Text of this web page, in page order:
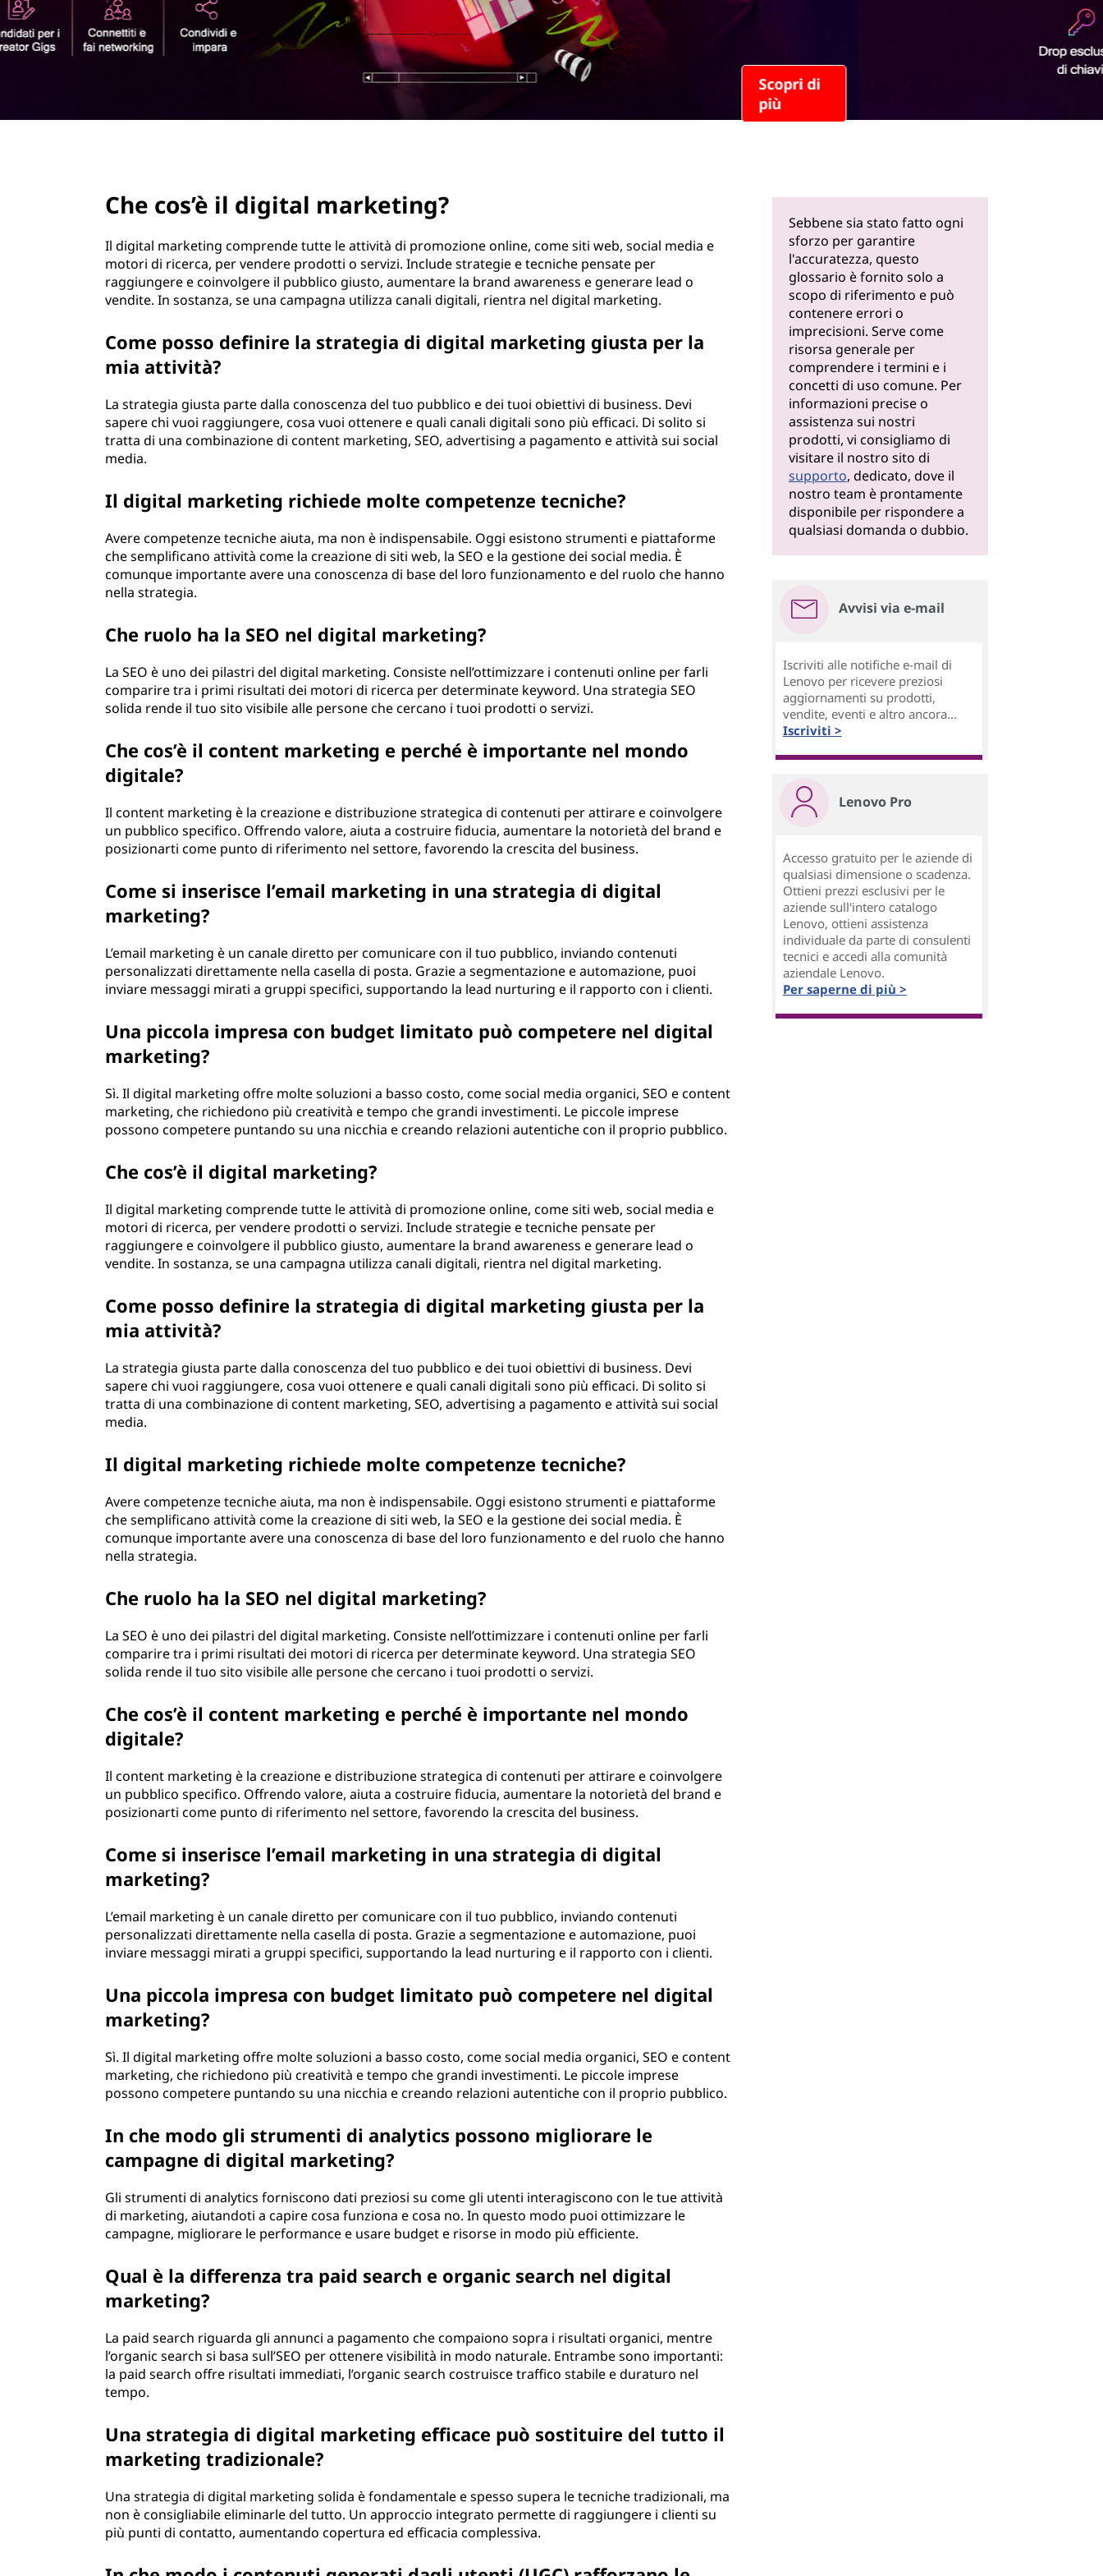
a
r
i
n
a
Che cos’è il digital marketing?
Il digital marketing comprende tutte le attività di promozione online, come siti web, social media e
motori di ricerca, per vendere prodotti o servizi. Include strategie e tecniche pensate per
raggiungere e coinvolgere il pubblico giusto, aumentare la brand awareness e generare lead o
vendite. In sostanza, se una campagna utilizza canali digitali, rientra nel digital marketing.
Come posso definire la strategia di digital marketing giusta per la
mia attività?
La strategia giusta parte dalla conoscenza del tuo pubblico e dei tuoi obiettivi di business. Devi
sapere chi vuoi raggiungere, cosa vuoi ottenere e quali canali digitali sono più efficaci. Di solito si
tratta di una combinazione di content marketing, SEO, advertising a pagamento e attività sui social
media.
Il digital marketing richiede molte competenze tecniche?
Avere competenze tecniche aiuta, ma non è indispensabile. Oggi esistono strumenti e piattaforme
che semplificano attività come la creazione di siti web, la SEO e la gestione dei social media. È
comunque importante avere una conoscenza di base del loro funzionamento e del ruolo che hanno
nella strategia.
Che ruolo ha la SEO nel digital marketing?
La SEO è uno dei pilastri del digital marketing. Consiste nell’ottimizzare i contenuti online per farli
comparire tra i primi risultati dei motori di ricerca per determinate keyword. Una strategia SEO
solida rende il tuo sito visibile alle persone che cercano i tuoi prodotti o servizi.
Che cos’è il content marketing e perché è importante nel mondo
digitale?
Il content marketing è la creazione e distribuzione strategica di contenuti per attirare e coinvolgere
un pubblico specifico. Offrendo valore, aiuta a costruire fiducia, aumentare la notorietà del brand e
posizionarti come punto di riferimento nel settore, favorendo la crescita del business.
Come si inserisce l’email marketing in una strategia di digital
marketing?
L’email marketing è un canale diretto per comunicare con il tuo pubblico, inviando contenuti
personalizzati direttamente nella casella di posta. Grazie a segmentazione e automazione, puoi
inviare messaggi mirati a gruppi specifici, supportando la lead nurturing e il rapporto con i clienti.
Una piccola impresa con budget limitato può competere nel digital
marketing?
Sì. Il digital marketing offre molte soluzioni a basso costo, come social media organici, SEO e content
marketing, che richiedono più creatività e tempo che grandi investimenti. Le piccole imprese
possono competere puntando su una nicchia e creando relazioni autentiche con il proprio pubblico.
Che cos’è il digital marketing?
Il digital marketing comprende tutte le attività di promozione online, come siti web, social media e
motori di ricerca, per vendere prodotti o servizi. Include strategie e tecniche pensate per
raggiungere e coinvolgere il pubblico giusto, aumentare la brand awareness e generare lead o
vendite. In sostanza, se una campagna utilizza canali digitali, rientra nel digital marketing.
Come posso definire la strategia di digital marketing giusta per la
mia attività?
La strategia giusta parte dalla conoscenza del tuo pubblico e dei tuoi obiettivi di business. Devi
sapere chi vuoi raggiungere, cosa vuoi ottenere e quali canali digitali sono più efficaci. Di solito si
tratta di una combinazione di content marketing, SEO, advertising a pagamento e attività sui social
media.
Il digital marketing richiede molte competenze tecniche?
Avere competenze tecniche aiuta, ma non è indispensabile. Oggi esistono strumenti e piattaforme
che semplificano attività come la creazione di siti web, la SEO e la gestione dei social media. È
comunque importante avere una conoscenza di base del loro funzionamento e del ruolo che hanno
nella strategia.
Che ruolo ha la SEO nel digital marketing?
La SEO è uno dei pilastri del digital marketing. Consiste nell’ottimizzare i contenuti online per farli
comparire tra i primi risultati dei motori di ricerca per determinate keyword. Una strategia SEO
solida rende il tuo sito visibile alle persone che cercano i tuoi prodotti o servizi.
Che cos’è il content marketing e perché è importante nel mondo
digitale?
Il content marketing è la creazione e distribuzione strategica di contenuti per attirare e coinvolgere
un pubblico specifico. Offrendo valore, aiuta a costruire fiducia, aumentare la notorietà del brand e
posizionarti come punto di riferimento nel settore, favorendo la crescita del business.
Come si inserisce l’email marketing in una strategia di digital
marketing?
L’email marketing è un canale diretto per comunicare con il tuo pubblico, inviando contenuti
personalizzati direttamente nella casella di posta. Grazie a segmentazione e automazione, puoi
inviare messaggi mirati a gruppi specifici, supportando la lead nurturing e il rapporto con i clienti.
Una piccola impresa con budget limitato può competere nel digital
marketing?
Sì. Il digital marketing offre molte soluzioni a basso costo, come social media organici, SEO e content
marketing, che richiedono più creatività e tempo che grandi investimenti. Le piccole imprese
possono competere puntando su una nicchia e creando relazioni autentiche con il proprio pubblico.
In che modo gli strumenti di analytics possono migliorare le
campagne di digital marketing?
Gli strumenti di analytics forniscono dati preziosi su come gli utenti interagiscono con le tue attività
di marketing, aiutandoti a capire cosa funziona e cosa no. In questo modo puoi ottimizzare le
campagne, migliorare le performance e usare budget e risorse in modo più efficiente.
Qual è la differenza tra paid search e organic search nel digital
marketing?
La paid search riguarda gli annunci a pagamento che compaiono sopra i risultati organici, mentre
l’organic search si basa sull’SEO per ottenere visibilità in modo naturale. Entrambe sono importanti:
la paid search offre risultati immediati, l’organic search costruisce traffico stabile e duraturo nel
tempo.
Una strategia di digital marketing efficace può sostituire del tutto il
marketing tradizionale?
Una strategia di digital marketing solida è fondamentale e spesso supera le tecniche tradizionali, ma
non è consigliabile eliminarle del tutto. Un approccio integrato permette di raggiungere i clienti su
più punti di contatto, aumentando copertura ed efficacia complessiva.
Sebbene sia stato fatto ogni
sforzo per garantire
l'accuratezza, questo
glossario è fornito solo a
scopo di riferimento e può
contenere errori o
imprecisioni. Serve come
risorsa generale per
comprendere i termini e i
concetti di uso comune. Per
informazioni precise o
assistenza sui nostri
prodotti, vi consigliamo di
visitare il nostro sito di
supporto, dedicato, dove il
nostro team è prontamente
disponibile per rispondere a
qualsiasi domanda o dubbio.
Avvisi via e-mail
Iscriviti alle notifiche e-mail di
Lenovo per ricevere preziosi
aggiornamenti su prodotti,
vendite, eventi e altro ancora...
Iscriviti >
Lenovo Pro
Accesso gratuito per le aziende di
qualsiasi dimensione o scadenza.
Ottieni prezzi esclusivi per le
aziende sull'intero catalogo
Lenovo, ottieni assistenza
individuale da parte di consulenti
tecnici e accedi alla comunità
aziendale Lenovo.
Per saperne di più >